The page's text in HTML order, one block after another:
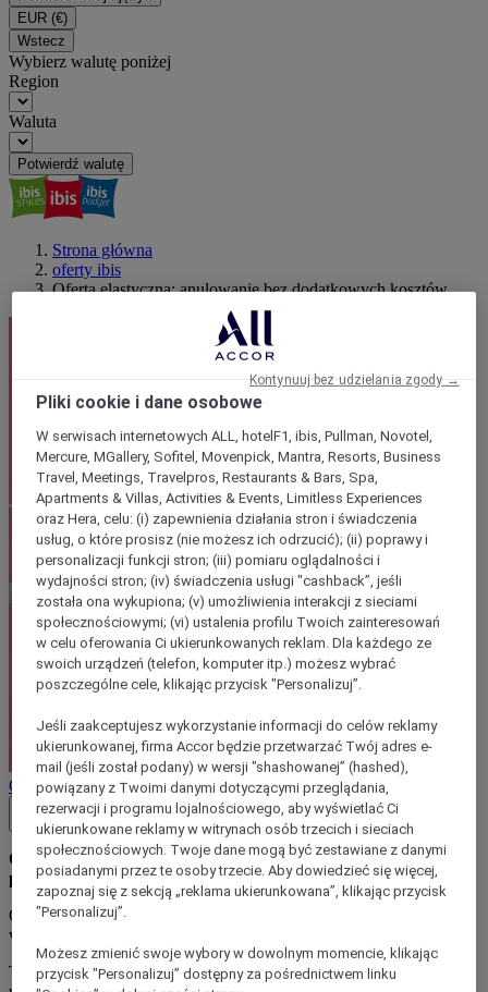
EUR (€)
Wstecz
Wybierz walutę poniżej
Region
Waluta
Potwierdź walutę
Strona główna
oferty ibis
Oferta elastyczna: anulowanie bez dodatkowych kosztów
Ogólne warunki sprzedaży
Close button
Oferta elastycznej anulacji rezerwacji do godziny 23:59
poprzedniego dnia przed datą przyjazdu.
Oferty podlegają warunkom i dostępności hotelu oraz oferty w
wybranym hotelu. Sprawdź warunki sprzedaży stawek.
Ta oferta jest ważna zgodnie z warunkami określonymi w jednym z
Pliki cookie i dane osobowe
W serwisach internetowych ALL, hotelF1, ibis, Pullman, Novotel,
Mercure, MGallery, Sofitel, Movenpick, Mantra, Resorts, Business
Travel, Meetings, Travelpros, Restaurants & Bars, Spa,
Apartments & Villas, Activities & Events, Limitless Experiences
oraz Hera, celu: (i) zapewnienia działania stron i świadczenia
usług, o które prosisz (nie możesz ich odrzucić); (ii) poprawy i
personalizacji funkcji stron; (iii) pomiaru oglądalności i
wydajności stron; (iv) świadczenia usługi "cashback”, jeśli
została ona wykupiona; (v) umożliwienia interakcji z sieciami
społecznościowymi; (vi) ustalenia profilu Twoich zainteresowań
w celu oferowania Ci ukierunkowanych reklam. Dla każdego ze
swoich urządzeń (telefon, komputer itp.) możesz wybrać
poszczególne cele, klikając przycisk "Personalizuj”.
Jeśli zaakceptujesz wykorzystanie informacji do celów reklamy
ukierunkowanej, firma Accor będzie przetwarzać Twój adres e-
mail (jeśli został podany) w wersji "shashowanej” (hashed),
powiązany z Twoimi danymi dotyczącymi przeglądania,
rezerwacji i programu lojalnościowego, aby wyświetlać Ci
ukierunkowane reklamy w witrynach osób trzecich i sieciach
społecznościowych. Twoje dane mogą być zestawiane z danymi
posiadanymi przez te osoby trzecie. Aby dowiedzieć się więcej,
zapoznaj się z sekcją „reklama ukierunkowana”, klikając przycisk
"Personalizuj”.
Możesz zmienić swoje wybory w dowolnym momencie, klikając
przycisk "Personalizuj” dostępny za pośrednictwem linku
Kontynuuj bez udzielania zgody →